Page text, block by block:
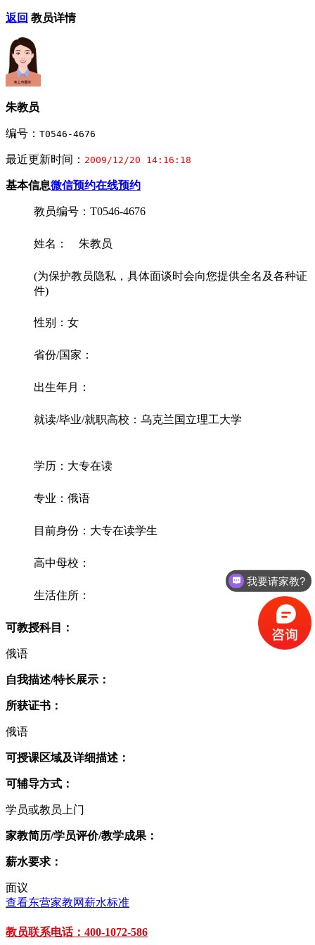
返回 教员详情
朱教员
编号： T0546-4676
最近更新时间： 2009/12/20 14:16:18
基本信息微信预约在线预约
教员编号：T0546-4676
姓名： 朱教员
(为保护教员隐私，具体面谈时会向您提供全名及各种证
件)
性别：女
省份/国家：
出生年月：
就读/毕业/就职高校：乌克兰国立理工大学
学历：大专在读
专业：俄语
目前身份：大专在读学生
高中母校：
生活住所：
可教授科目：
俄语
自我描述/特长展示：
所获证书：
俄语
可授课区域及详细描述：
可辅导方式：
学员或教员上门
家教简历/学员评价/教学成果：
薪水要求：
面议
查看东营家教网薪水标准
教员联系电话：400-1072-586
我要请家教?